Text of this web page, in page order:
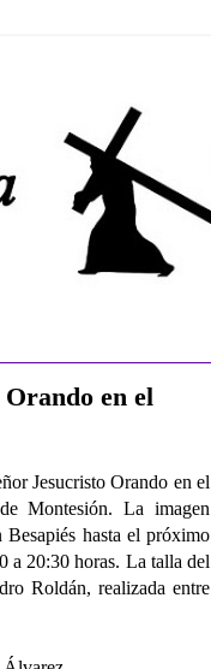
en el
Jesucristo Orando en el
Montesión. La imagen
Besapiés hasta el próximo
a 20:30 horas. La talla del
Roldán, realizada entre